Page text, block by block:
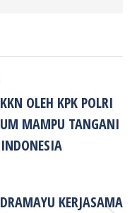
OLEH KPK POLRI
MAMPU TANGANI
KERJASAMA